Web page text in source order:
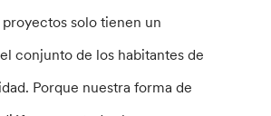
solo tienen un
conjunto de los habitantes de
Porque nuestra forma de